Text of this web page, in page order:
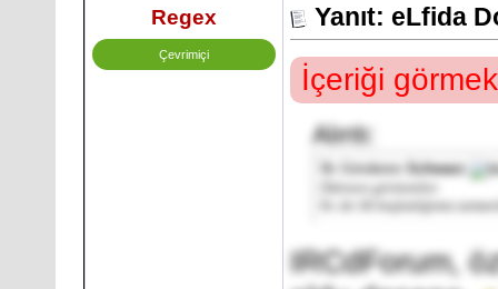
Regex
Çevrimiçi
Yanıt: eLfida
İçeriği
Alıntı:
İlk Gönderen
Schwarz
Özlenen görüntüler.
İrc de ilk başladığımız
IRCdForum,